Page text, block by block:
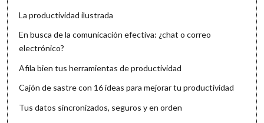
La productividad ilustrada
En busca de la comunicación efectiva: ¿chat o correo
electrónico?
Afila bien tus herramientas de productividad
Cajón de sastre con 16 ideas para mejorar tu productividad
Tus datos sincronizados, seguros y en orden